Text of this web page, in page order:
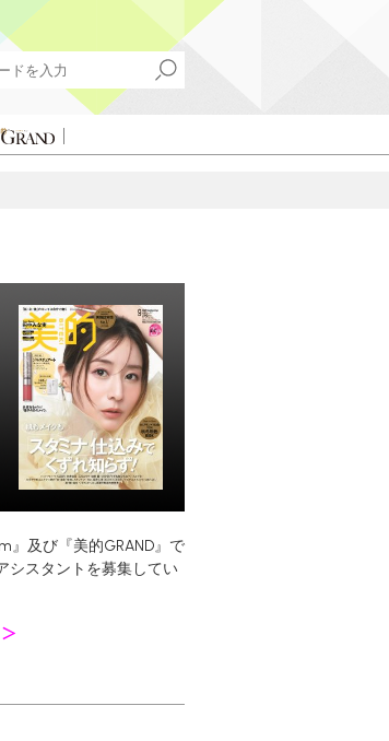
』及び『美的GRAND』で
シスタントを募集してい
＞